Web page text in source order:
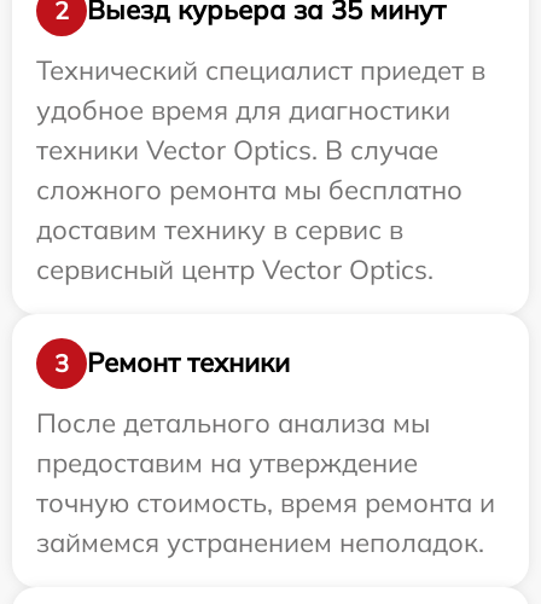
2
Выезд курьера за 35 минут
Технический специалист приедет в
удобное время для диагностики
техники Vector Optics. В случае
сложного ремонта мы бесплатно
доставим технику в сервис в
сервисный центр Vector Optics.
3
Ремонт техники
После детального анализа мы
предоставим на утверждение
точную стоимость, время ремонта и
займемся устранением неполадок.